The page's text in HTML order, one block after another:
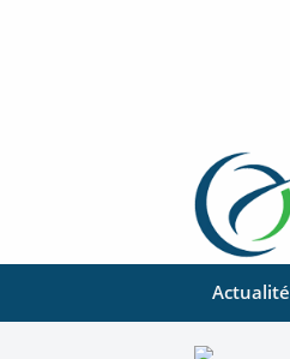
Actualité